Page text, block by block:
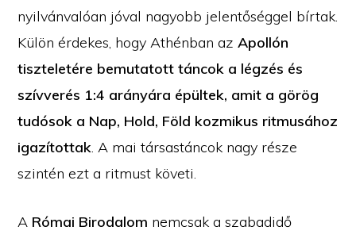
nyilvánvalóan jóval nagyobb jelentőséggel bírtak.
Külön érdekes, hogy Athénban azApollón
tiszteletére bemutatott táncok a légzés és
szívverés 1:4 arányára épültek, amit a görög
tudósok a Nap, Hold, Föld kozmikus ritmusához
igazítottak. A mai társastáncok nagy része
szintén ezt a ritmust követi.
A Római Birodalom nemcsak a szabadidő